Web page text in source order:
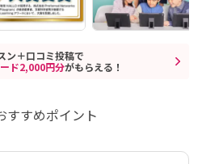
ン＋口コミ投稿で
ド2,000円分がもらえる！
すすめポイント